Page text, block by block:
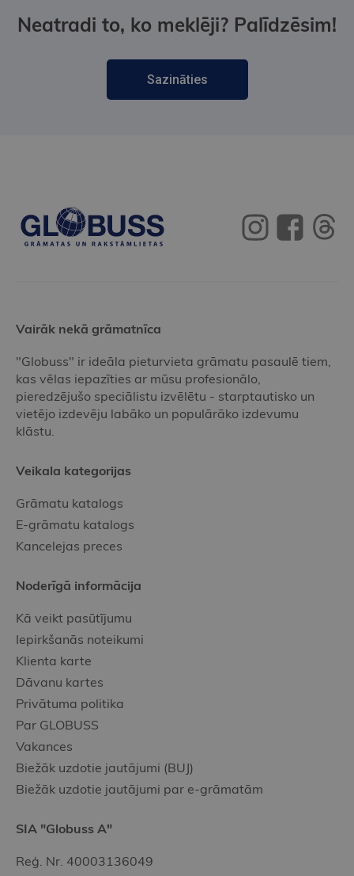
Neatradi to, ko meklēji? Palīdzēsim!
Sazināties
Vairāk nekā grāmatnīca
"Globuss" ir ideāla pieturvieta grāmatu pasaulē tiem,
kas vēlas iepazīties ar mūsu profesionālo,
pieredzējušo speciālistu izvēlētu - starptautisko un
vietējo izdevēju labāko un populārāko izdevumu
klāstu.
Veikala kategorijas
Grāmatu katalogs
E-grāmatu katalogs
Kancelejas preces
Noderīgā informācija
Kā veikt pasūtījumu
Iepirkšanās noteikumi
Klienta karte
Dāvanu kartes
Privātuma politika
Par GLOBUSS
Vakances
Biežāk uzdotie jautājumi (BUJ)
Biežāk uzdotie jautājumi par e-grāmatām
SIA "Globuss A"
Reģ. Nr. 40003136049